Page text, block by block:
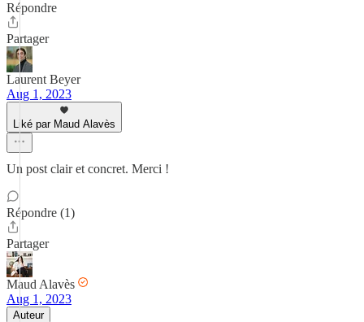
Répondre
Partager
Laurent Beyer
Aug 1, 2023
Liké par Maud Alavès
Un post clair et concret. Merci !
Répondre (1)
Partager
Maud Alavès
Aug 1, 2023
Auteur